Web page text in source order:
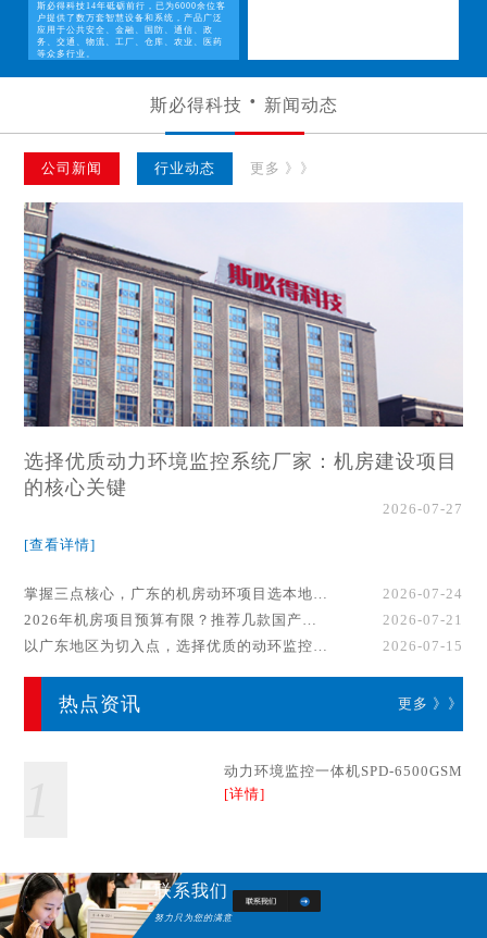
斯必得科技14年砥砺前行，已为6000余位客
户提供了数万套智慧设备和系统，产品广泛
应用于公共安全、金融、国防、通信、政
务、交通、物流、工厂、仓库、农业、医药
等众多行业。
斯必得科技 新闻动态
公司新闻 行业动态 更多 》》
选择优质动力环境监控系统厂家：机房建设项目
的核心关键
2026-07-27
[查看详情]
掌握三点核心，广东的机房动环项目选本地厂家事半功倍！
2026-07-24
2026年机房项目预算有限？推荐几款国产动环监控系统品牌
2026-07-21
以广东地区为切入点，选择优质的动环监控系统厂家
2026-07-15
热点资讯 更多 》》
动力环境监控一体机SPD-6500GSM
[详情]
联系我们
努力只为您的满意